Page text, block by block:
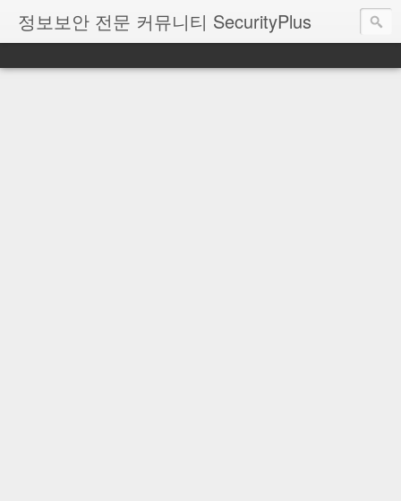
정보보안 전문 커뮤니티 SecurityPlus